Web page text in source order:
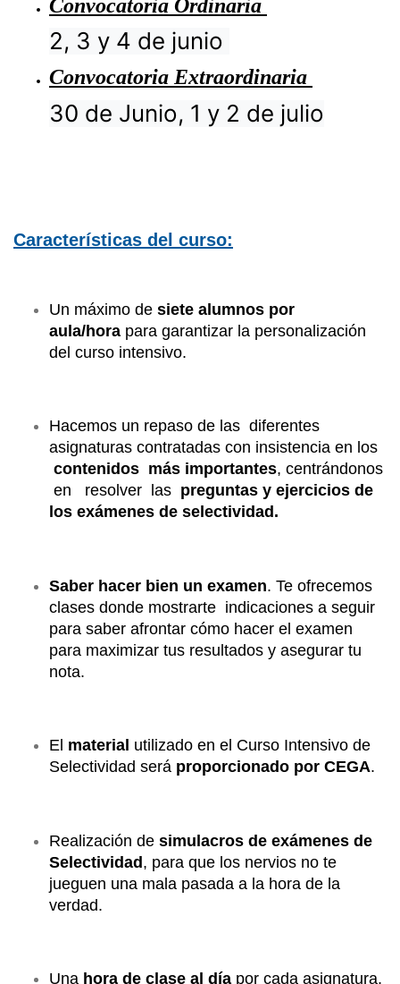
Convocatoria Ordinaria
2, 3 y 4 de junio
Convocatoria Extraordinaria
30 de Junio, 1 y 2 de julio
Características del curso:
Un máximo de siete alumnos por
aula/hora para garantizar la personalización
del curso intensivo.
Hacemos un repaso de las diferentes
asignaturas contratadas con insistencia en los
contenidos más importantes, centrándonos
en resolver las preguntas y ejercicios de
los exámenes de selectividad.
Saber hacer bien un examen. Te ofrecemos
clases donde mostrarte indicaciones a seguir
para saber afrontar cómo hacer el examen
para maximizar tus resultados y asegurar tu
nota.
El material utilizado en el Curso Intensivo de
Selectividad será proporcionado por CEGA.
Realización de simulacros de exámenes de
Selectividad, para que los nervios no te
jueguen una mala pasada a la hora de la
verdad.
Una hora de clase al día por cada asignatura,